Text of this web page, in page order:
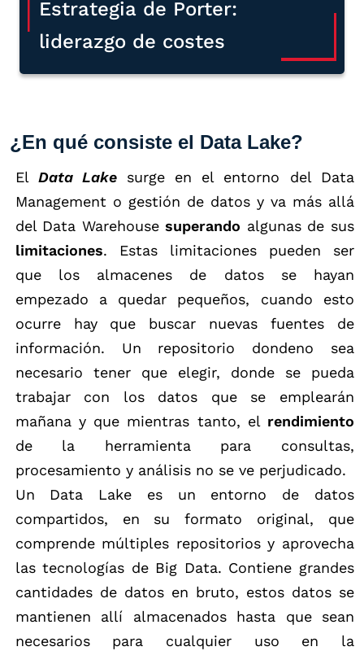
Estrategia de Porter:
liderazgo de costes
¿En qué consiste el Data Lake?
ElData Lake surge en el entorno del Data
Management o gestión de datos y va más allá
del Data Warehousesuperando algunas de sus
limitaciones. Estas limitaciones pueden ser
que los almacenes de datos se hayan
empezado a quedar pequeños, cuando esto
ocurre hay que buscar nuevas fuentes de
información. Un repositorio dondeno sea
necesario tener que elegir, donde se pueda
trabajar con los datos que se emplearán
mañana y que mientras tanto, el rendimiento
de la herramienta para consultas,
procesamiento y análisis no se ve perjudicado.
Un Data Lake es un entorno de datos
compartidos, en su formato original, que
comprende múltiples repositorios y aprovecha
las tecnologías de Big Data. Contiene grandes
cantidades de datos en bruto, estos datos se
mantienen allí almacenados hasta que sean
necesarios para cualquier uso en la